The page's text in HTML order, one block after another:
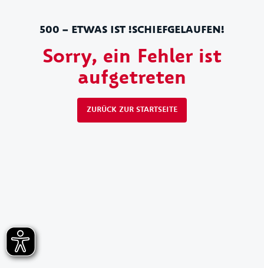
500 – ETWAS IST !SCHIEFGELAUFEN!
Sorry, ein Fehler ist
aufgetreten
ZURÜCK ZUR STARTSEITE